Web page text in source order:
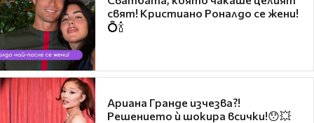
свят! Кристиано Роналдо се жени!
💍🍾
Ариана Гранде изчезва?!
Решението ѝ шокира всички!😯💥